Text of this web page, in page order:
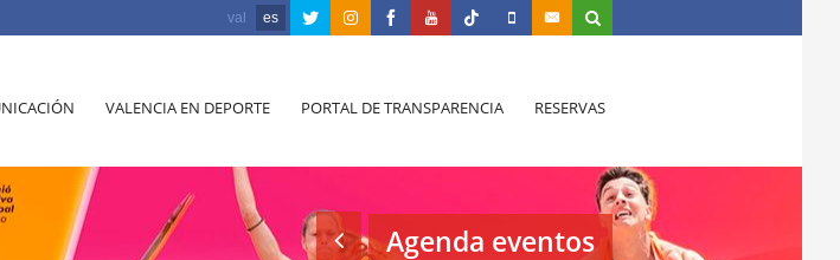
val es
VALENCIA EN DEPORTE PORTAL DE TRANSPARENCIA RESERVAS
Agenda eventos